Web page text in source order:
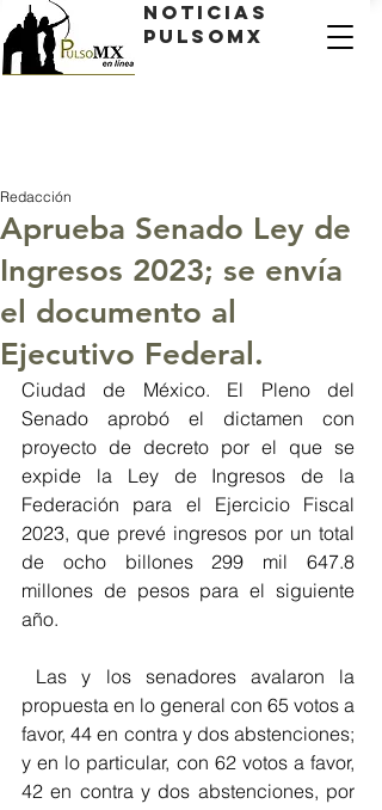
Noticias
PulsoMX
Aprueba Senado Ley de
Ingresos 2023; se envía
el documento al
Ejecutivo Federal.
Redacción
Ciudad de México. El Pleno del
Senado aprobó el dictamen con
proyecto de decreto por el que se
expide la Ley de Ingresos de la
Federación para el Ejercicio Fiscal
2023, que prevé ingresos por un total
de ocho billones 299 mil 647.8
millones de pesos para el siguiente
año.
Las y los senadores avalaron la
propuesta en lo general con 65 votos a
favor, 44 en contra y dos abstenciones;
y en lo particular, con 62 votos a favor,
42 en contra y dos abstenciones, por